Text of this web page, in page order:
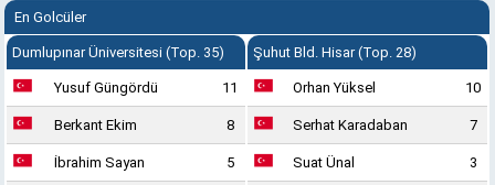
En Golcüler
Dumlupınar Üniversitesi (Top. 35)
Yusuf Güngördü 11
Berkant Ekim 8
İbrahim Sayan
5
Şuhut Bld. Hisar (Top. 28)
Orhan Yüksel 10
Serhat Karadaban 7
Suat Ünal 3